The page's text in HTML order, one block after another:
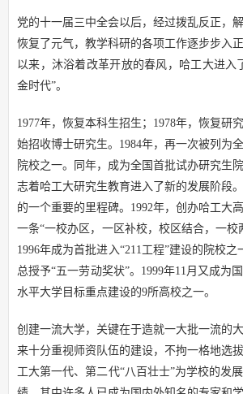
党的十一届三中全会以后，经过拨乱反正，
恢复了元气，教学科研的各项工作逐步步入
以来，沐浴着改革开放的春风，哈工大进入
金时代”。
1977年，恢复本科生招生；1978年，恢复研
始招收博士研究生。1984年，再一次被列为
院校之一。同年，成为全国首批试办研究生
志着哈工大研究生教育进入了新的发展阶段
的一个重要的里程碑。1992年，创办哈工大
一条“一校办区，一区补校，校区结合，一校
1996年成为首批进入“211工程”建设的院校之
总授予“五一劳动奖状”。1999年11月又成为
水平大学目标重点建设的9所高校之一。
创建一流大学，关键在于造就一大批一流的
来十分重视师资队伍的建设，不拘一格地选
工大第一代、第二代“八百壮士”为学校的发